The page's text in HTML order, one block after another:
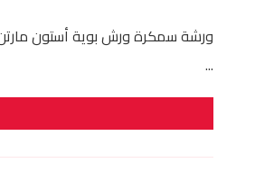
ورشة سمكرة ورش بوية أستون مارتن
...